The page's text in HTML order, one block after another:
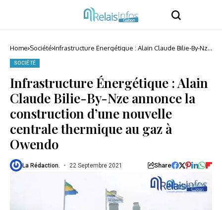
Home Société Infrastructure Énergétique : Alain Claude Bilie-By-Nze
SOCIÉTÉ
Infrastructure Énergétique : Alain
Claude Bilie-By-Nze annonce la
construction d’une nouvelle
centrale thermique au gaz à
Owendo
La Rédaction. 22 Septembre 2021 Share